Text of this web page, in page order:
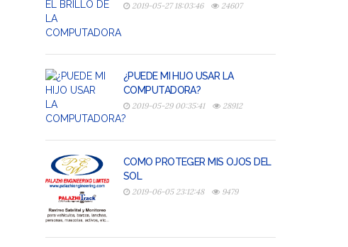
2019-05-27 18:03:46 24607
¿PUEDE MI HIJO USAR LA
COMPUTADORA?
2019-05-29 00:35:41 28912
COMO PROTEGER MIS OJOS DEL
SOL
2019-06-05 23:12:48 9479